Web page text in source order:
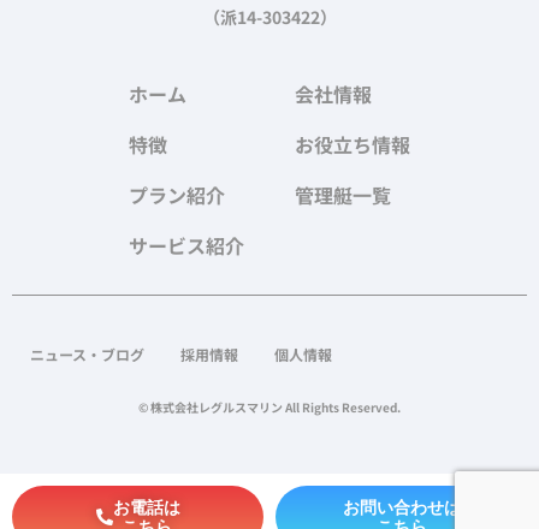
（派14-303422）
ホーム
特徴
プラン紹介
サービス紹介
会社情報
お役立ち情報
管理艇一覧
ニュース・ブログ 採用情報 個人情報
© 株式会社レグルスマリン All Rights Reserved.
お電話は
お問い合わせは